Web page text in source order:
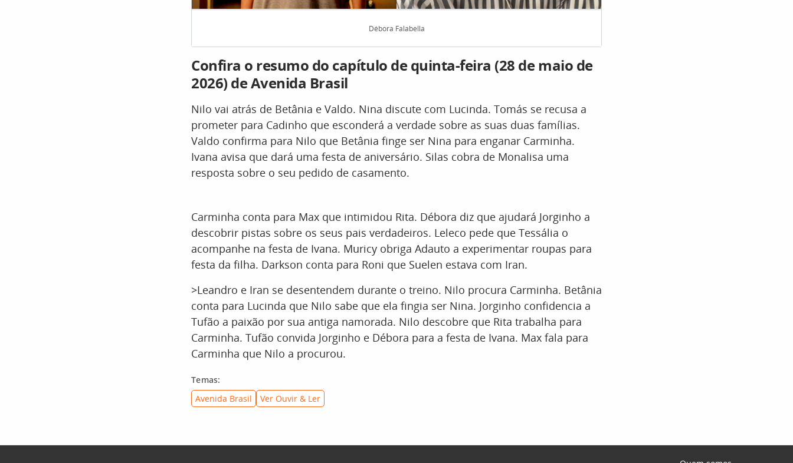
Débora Falabella
Confira o resumo do capítulo de quinta-feira (28 de maio de
2026) de Avenida Brasil
Nilo vai atrás de Betânia e Valdo. Nina discute com Lucinda. Tomás se recusa a
prometer para Cadinho que esconderá a verdade sobre as suas duas famílias.
Valdo confirma para Nilo que Betânia finge ser Nina para enganar Carminha.
Ivana avisa que dará uma festa de aniversário. Silas cobra de Monalisa uma
resposta sobre o seu pedido de casamento.
Carminha conta para Max que intimidou Rita. Débora diz que ajudará Jorginho a
descobrir pistas sobre os seus pais verdadeiros. Leleco pede que Tessália o
acompanhe na festa de Ivana. Muricy obriga Adauto a experimentar roupas para
festa da filha. Darkson conta para Roni que Suelen estava com Iran.
>Leandro e Iran se desentendem durante o treino. Nilo procura Carminha. Betânia
conta para Lucinda que Nilo sabe que ela fingia ser Nina. Jorginho confidencia a
Tufão a paixão por sua antiga namorada. Nilo descobre que Rita trabalha para
Carminha. Tufão convida Jorginho e Débora para a festa de Ivana. Max fala para
Carminha que Nilo a procurou.
Temas:
Avenida Brasil
Ver Ouvir & Ler